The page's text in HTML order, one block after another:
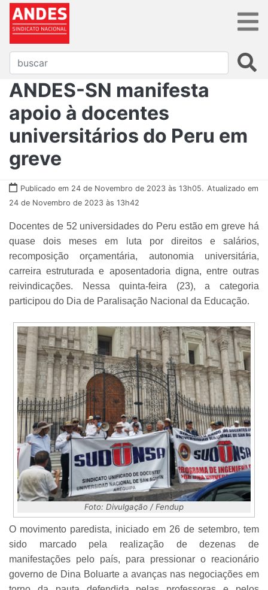
ANDES-SN manifesta
apoio à docentes
universitários do Peru em
greve
Publicado em 24 de Novembro de 2023 às 13h05. Atualizado em
24 de Novembro de 2023 às 13h42
Docentes de 52 universidades do Peru estão em greve há
quase dois meses em luta por direitos e salários,
recomposição orçamentária, autonomia universitária,
carreira estruturada e aposentadoria digna, entre outras
reivindicações. Nessa quinta-feira (23), a categoria
participou do Dia de Paralisação Nacional da Educação.
Foto: Divulgação / Fendup
O movimento paredista, iniciado em 26 de setembro, tem
sido marcado pela realização de dezenas de
manifestações pelo país, para pressionar o reacionário
governo de Dina Boluarte a avanças nas negociações em